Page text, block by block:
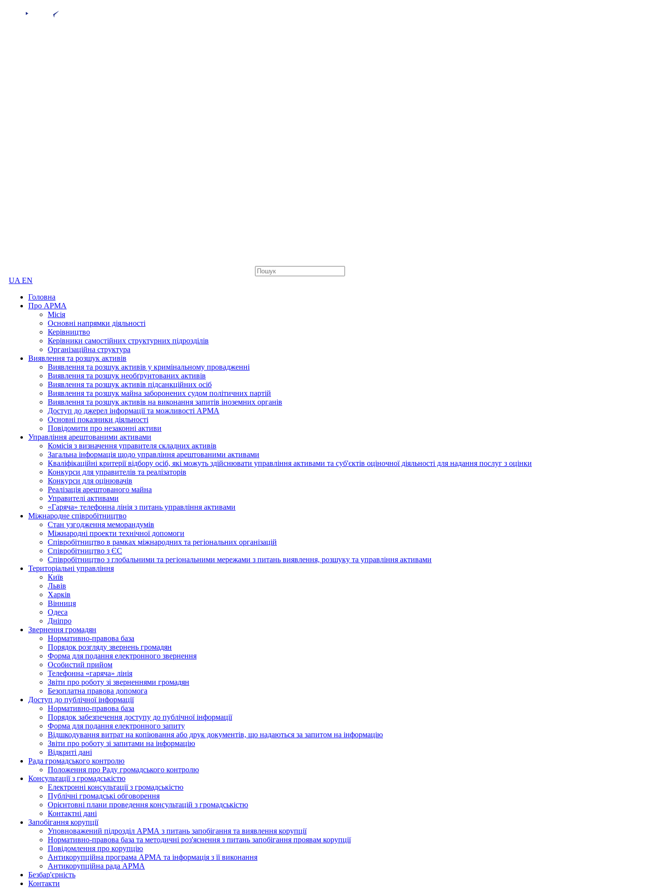
UA EN
Головна
Про АРМА
Місія
Основні напрямки діяльності
Керівництво
Керівники самостійних структурних підрозділів
Організаційна структура
Виявлення та розшук активів
Виявлення та розшук активів у кримінальному провадженні
Виявлення та розшук необґрунтованих активів
Виявлення та розшук активів підсанкційних осіб
Виявлення та розшук майна заборонених судом політичних партій
Виявлення та розшук активів на виконання запитів іноземних органів
Доступ до джерел інформації та можливості АРМА
Основні показники діяльності
Повідомити про незаконні активи
Управління арештованими активами
Комісія з визначення управителя складних активів
Загальна інформація щодо управління арештованими активами
Кваліфікаційні критерії відбору осіб, які можуть здiйснювати управління активами та суб'єктів оціночної діяльності для надання послуг з оцінки
Конкурси для управителів та реалізаторів
Конкурси для оцінювачів
Реалізація арештованого майна
Управителі активами
«Гаряча» телефонна лінія з питань управління активами
Міжнародне співробітництво
Стан узгодження меморандумів
Міжнародні проекти технічної допомоги
Співробітництво в рамках міжнародних та регіональних організацій
Співробітництво з ЄС
Співробітництво з глобальними та регіональними мережами з питань виявлення, розшуку та управління активами
Територіальні управління
Київ
Львів
Харків
Вінниця
Одеса
Дніпро
Звернення громадян
Нормативно-правова база
Порядок розгляду звернень громадян
Форма для подання електронного звернення
Особистий прийом
Телефонна «гаряча» лінія
Звіти про роботу зі зверненнями громадян
Безоплатна правова допомога
Доступ до публічної інформації
Нормативно-правова база
Порядок забезпечення доступу до публічної інформації
Форма для подання електронного запиту
Відшкодування витрат на копіювання або друк документів, що надаються за запитом на інформацію
Звіти про роботу зі запитами на інформацію
Відкриті дані
Рада громадського контролю
Положення про Раду громадського контролю
Консультації з громадськістю
Електронні консультації з громадськістю
Публічні громадські обговорення
Орієнтовні плани проведення консультацій з громадськістю
Контактні дані
Запобігання корупції
Уповноважений підрозділ АРМА з питань запобігання та виявлення корупції
Нормативно-правова база та методичні роз'яснення з питань запобігання проявам корупції
Повідомлення про корупцію
Антикорупційна програма АРМА та інформація з її виконання
Антикорупційна рада АРМА
Безбар'єрність
Контакти